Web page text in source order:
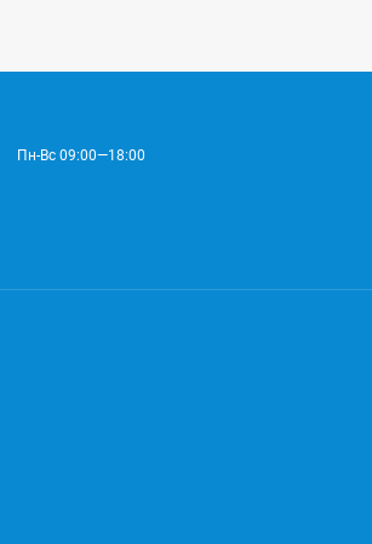
Пн-Вс 09:00—18:00